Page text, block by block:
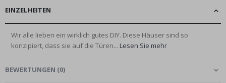
EINZELHEITEN
Wir alle lieben ein wirklich gutes DIY. Diese Häuser sind so
konzipiert, dass sie auf die Türen... Lesen Sie mehr
BEWERTUNGEN (0)